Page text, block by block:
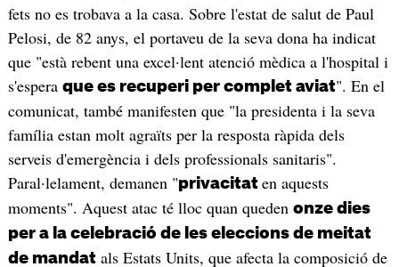
fets no es trobava a la casa. Sobre l'estat de salut de Paul
Pelosi, de 82 anys, el portaveu de la seva dona ha indicat
que "està rebent una excel·lent atenció mèdica a l'hospital i
s'espera que es recuperi per complet aviat". En el
comunicat, també manifesten que "la presidenta i la seva
família estan molt agraïts per la resposta ràpida dels
serveis d'emergència i dels professionals sanitaris".
Paral·lelament, demanen "privacitat en aquests
moments". Aquest atac té lloc quan queden onze dies
per a la celebració de les eleccions de meitat
de mandatals Estats Units, que afecta la composició de